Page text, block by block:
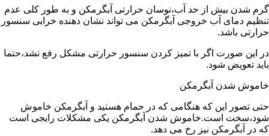
گرم شدن بیش از حد آب،نوسان حرارتی آبگرمکن و به طور کلی عدم
تنظیم دمای آب خروجی آبگرمکن می تواند نشان دهنده خرابی سنسور
حرارتی باشد.
در این صورت اگر با تمیز کردن سنسور حرارتی مشکل رفع نشد،حتما
باید تعویض شود.
خاموش شدن آبگرمکن
حتی تصور این که هنگامی که در حمام هستید و آبگرمکن خاموش
شود،سخت است.خاموش شدن آبگرمکن یکی مشکلات رایجی است
که در آبگرمکن نیز رخ می دهد.